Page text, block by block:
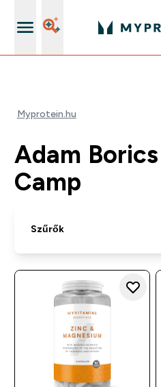
Myprotein.hu
Adam
Camp
Szűrők